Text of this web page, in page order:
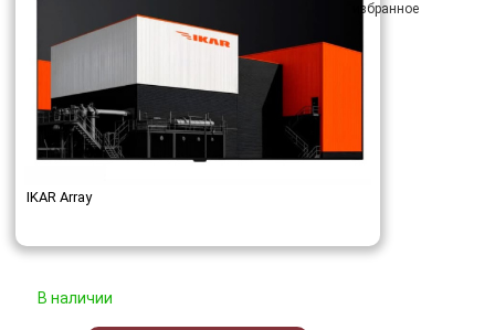
IKAR Array
В наличии